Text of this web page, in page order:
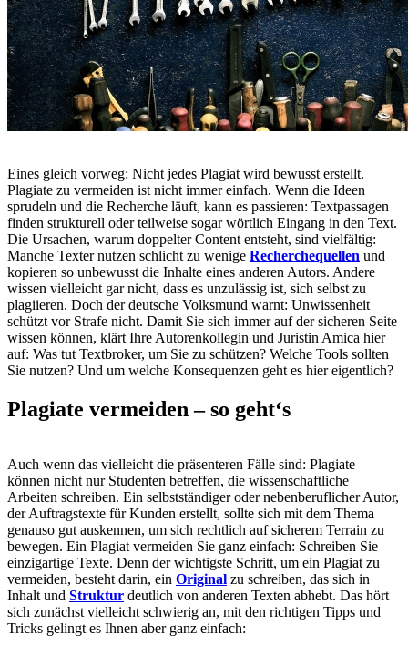
Eines gleich vorweg: Nicht jedes Plagiat wird bewusst erstellt.
Plagiate zu vermeiden ist nicht immer einfach. Wenn die Ideen
sprudeln und die Recherche läuft, kann es passieren: Textpassagen
finden strukturell oder teilweise sogar wörtlich Eingang in den Text.
Die Ursachen, warum doppelter Content entsteht, sind vielfältig:
Manche Texter nutzen schlicht zu wenige Recherchequellen und
kopieren so unbewusst die Inhalte eines anderen Autors. Andere
wissen vielleicht gar nicht, dass es unzulässig ist, sich selbst zu
plagiieren. Doch der deutsche Volksmund warnt: Unwissenheit
schützt vor Strafe nicht. Damit Sie sich immer auf der sicheren Seite
wissen können, klärt Ihre Autorenkollegin und Juristin Amica hier
auf: Was tut Textbroker, um Sie zu schützen? Welche Tools sollten
Sie nutzen? Und um welche Konsequenzen geht es hier eigentlich?
Plagiate vermeiden – so geht‘s
Auch wenn das vielleicht die präsenteren Fälle sind: Plagiate
können nicht nur Studenten betreffen, die wissenschaftliche
Arbeiten schreiben. Ein selbstständiger oder nebenberuflicher Autor,
der Auftragstexte für Kunden erstellt, sollte sich mit dem Thema
genauso gut auskennen, um sich rechtlich auf sicherem Terrain zu
bewegen. Ein Plagiat vermeiden Sie ganz einfach: Schreiben Sie
einzigartige Texte. Denn der wichtigste Schritt, um ein Plagiat zu
vermeiden, besteht darin, ein Original zu schreiben, das sich in
Inhalt und Struktur deutlich von anderen Texten abhebt. Das hört
sich zunächst vielleicht schwierig an, mit den richtigen Tipps und
Tricks gelingt es Ihnen aber ganz einfach: